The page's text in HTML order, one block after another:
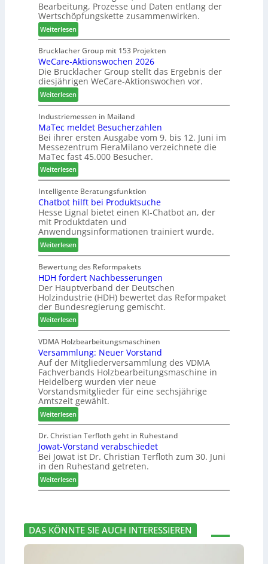
e
s
c
h
ä
f
t
s
f
ü
h
r
e
r
e
h
t
B
i
l
a
n
z
i
n
I
t
a
l
i
e
n
Bearbeitung, Prozesse und Daten entlang der
Wertschöpfungskette zusammenwirken.
Weiterlesen:
K
a
n
t
e
l
s
i
n
t
e
g
r
i
e
r
t
e
s
S
y
s
t
e
m
Brucklacher Group mit 153 Projekten
WeCare-Aktionswochen 2026
Die Brucklacher Group stellt das Ergebnis der
diesjährigen WeCare-Aktionswochen vor.
Weiterlesen:
W
e
C
a
r
e
-
A
k
t
i
o
n
s
w
o
c
h
e
n
2
0
2
6
Industriemessen in Mailand
MaTec meldet Besucherzahlen
Bei ihrer ersten Ausgabe vom 9. bis 12. Juni im
Messezentrum FieraMilano verzeichnete die
MaTec fast 45.000 Besucher.
Weiterlesen:
M
a
T
e
c
m
e
l
d
e
t
B
e
s
u
c
h
e
r
z
a
h
l
e
n
Intelligente Beratungsfunktion
Chatbot hilft bei Produktsuche
Hesse Lignal bietet einen KI-Chatbot an, der
mit Produktdaten und
Anwendungsinformationen trainiert wurde.
Weiterlesen:
C
h
a
t
b
o
t
h
i
l
f
t
b
e
i
P
r
o
d
u
k
t
s
h
e
Bewertung des Reformpakets
HDH fordert Nachbesserungen
Der Hauptverband der Deutschen
Holzindustrie (HDH) bewertet das Reformpaket
der Bundesregierung gemischt.
Weiterlesen:
H
D
H
f
o
r
d
e
r
t
N
a
c
h
b
e
e
r
u
VDMA Holzbearbeitungsmaschinen
Versammlung: Neuer Vorstand
Auf der Mitgliederversammlung des VDMA
Fachverbands Holzbearbeitungsmaschine in
Heidelberg wurden vier neue
Vorstandsmitglieder für eine sechsjährige
Amtszeit gewählt.
Weiterlesen:
V
e
r
s
a
m
g
:
Dr. Christian Terfloth geht in Ruhestand
Jowat-Vorstand verabschiedet
Bei Jowat ist Dr. Christian Terfloth zum 30. Juni
in den Ruhestand getreten.
Weiterlesen:
J
a
t
-
DAS KÖNNTE SIE AUCH INTERESSIEREN